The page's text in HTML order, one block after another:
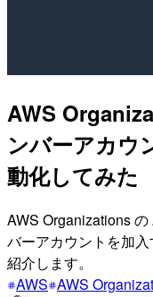
AWS
ンバーアカウ
動化してみた
AWS Organizations
バーアカウントを加
紹介します。
AWS AWS